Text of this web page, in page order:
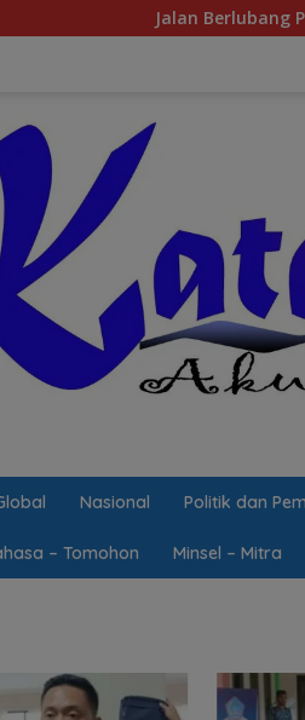
Jalan Berlubang Picu Macet
Nasional Politik dan
– Tomohon Minsel – Mitra